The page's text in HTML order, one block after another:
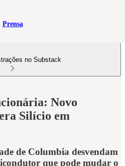
Prensa
no Substack
Novo
Silício em
de Columbia desvendam
que pode mudar o